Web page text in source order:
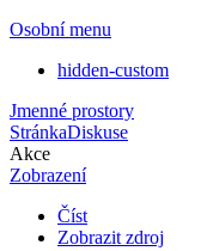
Osobní menu
hidden-custom
Jmenné prostory
StránkaDiskuse
Akce
Zobrazení
Číst
Zobrazit zdroj